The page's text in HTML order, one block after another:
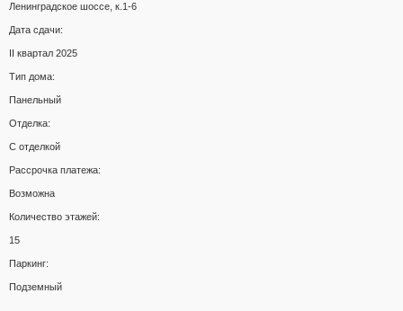
Ленинградское шоссе, к.1-6
Дата сдачи:
II квартал 2025
Тип дома:
Панельный
Отделка:
С отделкой
Рассрочка платежа:
Возможна
Количество этажей:
15
Паркинг:
Подземный